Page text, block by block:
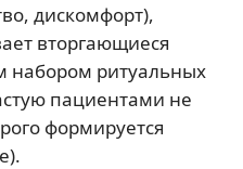
дискомфорт),
вторгающиеся
набором ритуальных
пациентами не
формируется